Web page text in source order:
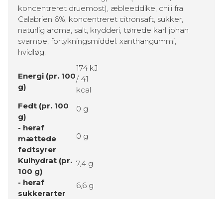
koncentreret druemost), æbleeddike, chili fra
Calabrien 6%, koncentreret citronsaft, sukker,
naturlig aroma, salt, krydderi, tørrede karl johan
svampe, fortykningsmiddel: xanthangummi,
hvidløg.
Energi (pr. 100
g)
174 kJ
/ 41
kcal
Fedt (pr. 100
g)
0 g
- heraf
mættede
fedtsyrer
0 g
Kulhydrat (pr.
100 g)
7,4 g
- heraf
sukkerarter
6,6 g